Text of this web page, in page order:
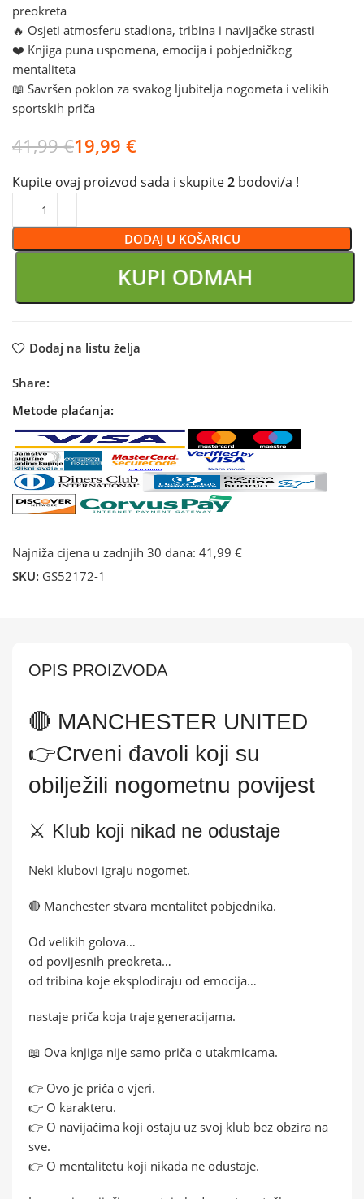
preokreta
🔥 Osjeti atmosferu stadiona, tribina i navijačke strasti
❤️ Knjiga puna uspomena, emocija i pobjedničkog
mentaliteta
📖 Savršen poklon za svakog ljubitelja nogometa i velikih
sportskih priča
41,99€19,99 €
Kupite ovaj proizvod sada i skupite2 bodovi/a !
DODAJ U KOŠARICU
KUPI ODMAH
Dodaj na listu želja
Share:
Metode plaćanja:
Najniža cijena u zadnjih 30 dana: 41,99 €
SKU: GS52172-1
OPIS PROIZVODA
🔴 MANCHESTER UNITED
👉Crveni đavoli koji su
obilježili nogometnu povijest
⚔️ Klub koji nikad ne odustaje
Neki klubovi igraju nogomet.
🔴 Manchester stvara mentalitet pobjednika.
Od velikih golova…
od povijesnih preokreta…
od tribina koje eksplodiraju od emocija…
nastaje priča koja traje generacijama.
📖 Ova knjiga nije samo priča o utakmicama.
👉 Ovo je priča o vjeri.
👉 O karakteru.
👉 O navijačima koji ostaju uz svoj klub bez obzira na
sve.
👉 O mentalitetu koji nikada ne odustaje.